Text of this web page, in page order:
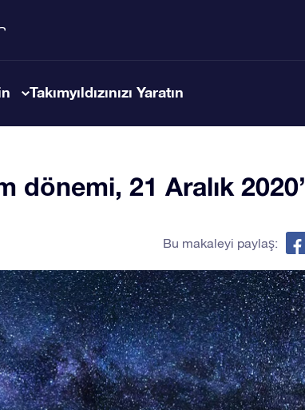
Takımyıldızınızı Yaratın
dönemi, 21 Aralık 2020’
Bu makaleyi paylaş: